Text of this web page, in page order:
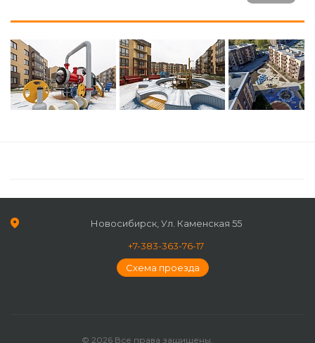
Новосибирск, Ул. Каменская 55
+7-383-363-76-17
Схема проезда
© 2026 Все права защищены.